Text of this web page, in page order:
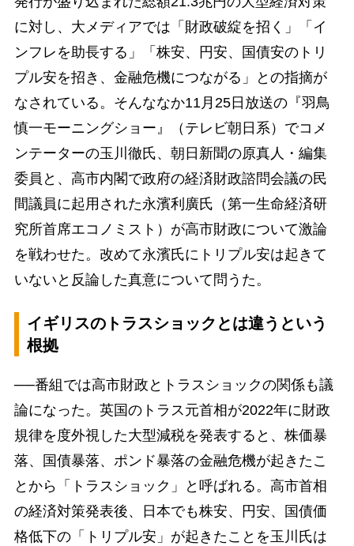
に対し、大メディアでは「財政破綻を招く」「イ
ンフレを助長する」「株安、円安、国債安のトリ
プル安を招き、金融危機につながる」との指摘が
なされている。そんななか11月25日放送の『羽鳥
慎一モーニングショー』（テレビ朝日系）でコメ
ンテーターの玉川徹氏、朝日新聞の原真人・編集
委員と、高市内閣で政府の経済財政諮問会議の民
間議員に起用された永濱利廣氏（第一生命経済研
究所首席エコノミスト）が高市財政について激論
を戦わせた。改めて永濱氏にトリプル安は起きて
いないと反論した真意について問うた。
イギリスのトラスショックとは違うという
根拠
──番組では高市財政とトラスショックの関係も議
論になった。英国のトラス元首相が2022年に財政
規律を度外視した大型減税を発表すると、株価暴
落、国債暴落、ポンド暴落の金融危機が起きたこ
とから「トラスショック」と呼ばれる。高市首相
の経済対策発表後、日本でも株安、円安、国債価
格低下の「トリプル安」が起きたことを玉川氏は